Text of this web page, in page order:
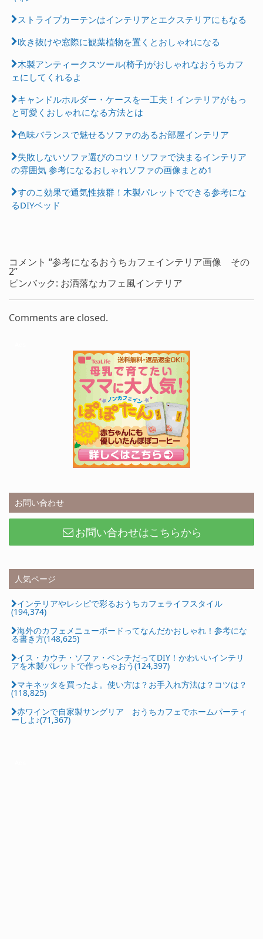
ストライプカーテンはインテリアとエクステリアにもなる
吹き抜けや窓際に観葉植物を置くとおしゃれになる
木製アンティークスツール(椅子)がおしゃれなおうちカフ
ェにしてくれるよ
キャンドルホルダー・ケースを一工夫！インテリアがもっ
と可愛くおしゃれになる方法とは
色味バランスで魅せるソファのあるお部屋インテリア
失敗しないソファ選びのコツ！ソファで決まるインテリア
の雰囲気 参考になるおしゃれソファの画像まとめ1
すのこ効果で通気性抜群！木製パレットでできる参考にな
るDIYベッド
コメント “参考になるおうちカフェインテリア画像 その
2”
ピンバック: お洒落なカフェ風インテリア
Comments are closed.
お問い合わせ
お問い合わせはこちらから
人気ページ
インテリアやレシピで彩るおうちカフェライフスタイル
(194,374)
海外のカフェメニューボードってなんだかおしゃれ！参考にな
る書き方(148,625)
イス・カウチ・ソファ・ベンチだってDIY！かわいいインテリ
アを木製パレットで作っちゃおう(124,397)
マキネッタを買ったよ。使い方は？お手入れ方法は？コツは？
(118,825)
赤ワインで自家製サングリア おうちカフェでホームパーティ
ーしよ♪(71,367)